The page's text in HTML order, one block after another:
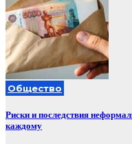
Общество
Риски и последствия
каждому